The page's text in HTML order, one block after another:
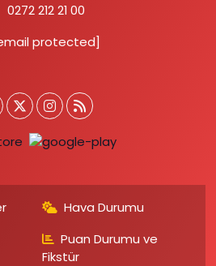
0272 212 21 00
protected]
Hava Durumu
Puan Durumu ve
Fikstür